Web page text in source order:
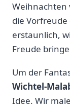
Weihnachten
die
⁢erstaunlich,
Freude
Um der
Wichtel-
‍Idee. Wir